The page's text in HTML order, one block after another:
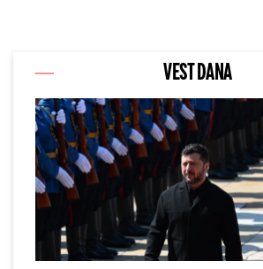
VEST DANA